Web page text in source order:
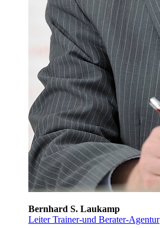
Bernhard S. Laukamp
Leiter Trainer-und Berater-Agentur